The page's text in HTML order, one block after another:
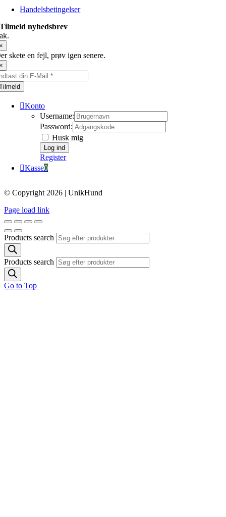
Handelsbetingelser
Tilmeld nyhedsbrev
skete en fejl, prøv igen senere.
Konto
Username:
Password:
Husk mig
Register
Kasse0
© Copyright 2026 | UnikHund
Page load link
Products search
Products search
Go to Top